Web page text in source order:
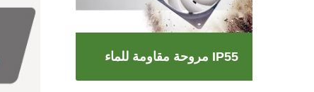
مروحة مقاومة للماء IP55